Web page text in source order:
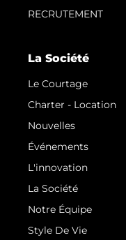
RECRUTEMENT
La Société
Le Courtage
Charter - Location
Nouvelles
Événements
L'innovation
La Société
Notre Équipe
Style De Vie